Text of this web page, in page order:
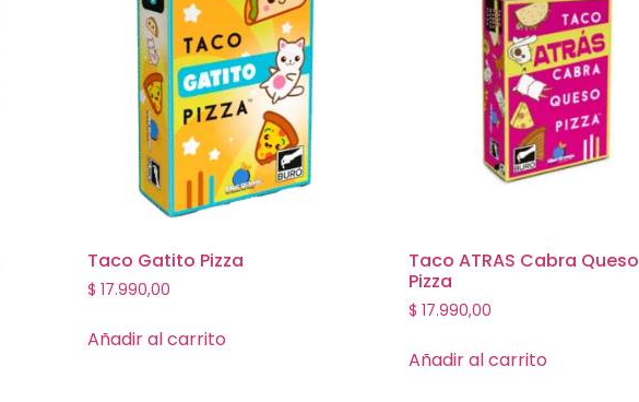
Taco Gatito Pizza
$ 17.990,00
Añadir al carrito
Taco ATRAS Cabra Queso
Pizza
$ 17.990,00
Añadir al carrito